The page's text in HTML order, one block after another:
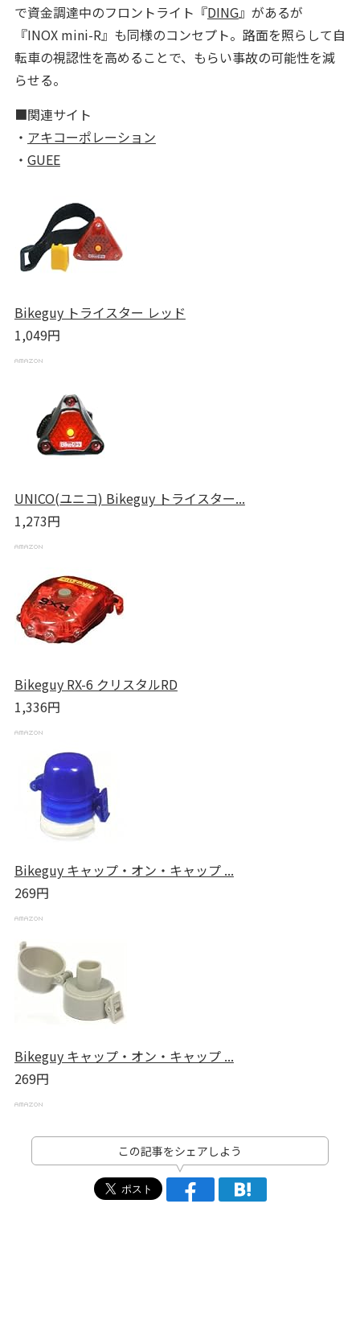
で資金調達中のフロントライト『DING』があるが
『INOX mini-R』も同様のコンセプト。路面を照らして自
転車の視認性を高めることで、もらい事故の可能性を減
らせる。
■関連サイト
・ アキコーポレーション
・ GUEE
Bikeguy トライスター レッド
1,049円
UNICO(ユニコ) Bikeguy トライスター...
1,273円
Bikeguy RX-6 クリスタルRD
1,336円
Bikeguy キャップ・オン・キャップ ...
269円
Bikeguy キャップ・オン・キャップ ...
269円
この記事をシェアしよう